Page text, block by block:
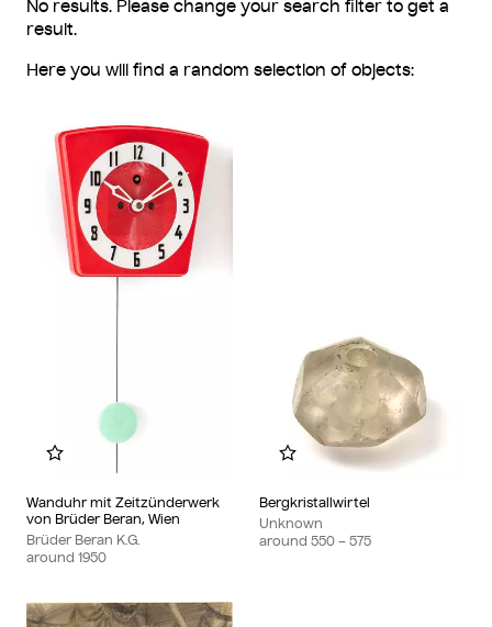
No results. Please change your search filter to get a
result.
Here you will find a random selection of objects:
Wanduhr mit Zeitzünderwerk
von Brüder Beran, Wien
Brüder Beran K.G.
around 1950
Add to my album
Bergkristallwirtel
Unknown
around 550 – 575
Add to my album